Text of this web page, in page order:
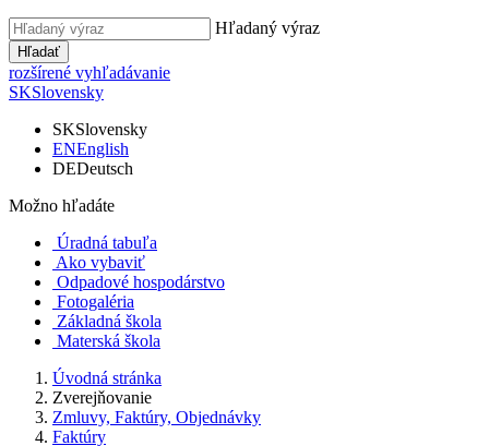
Hľadaný výraz
Hľadať
rozšírené vyhľadávanie
SKSlovensky
SKSlovensky
ENEnglish
DEDeutsch
Možno hľadáte
Úradná tabuľa
Ako vybaviť
Odpadové hospodárstvo
Fotogaléria
Základná škola
Materská škola
Úvodná stránka
Zverejňovanie
Zmluvy, Faktúry, Objednávky
Faktúry